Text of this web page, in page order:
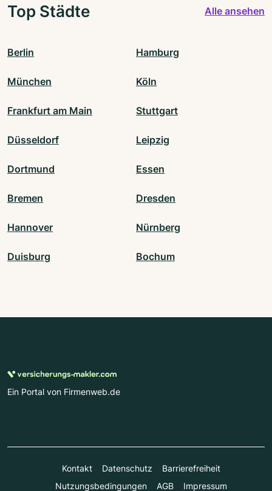
Top Städte Alle ansehen
Berlin Hamburg
München Köln
Frankfurt am Main Stuttgart
Düsseldorf Leipzig
Dortmund Essen
Bremen Dresden
Hannover Nürnberg
Duisburg Bochum
Ein Portal von Firmenweb.de
Kontakt Datenschutz
Barrierefreiheit
Nutzungsbedingungen
AGB Impressum